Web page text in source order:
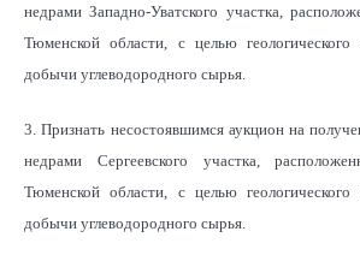
недрами Западно-Уватского участка,
Тюменской области, с целью геологического
добычи углеводородного сырья.
3. Признать несостоявшимся аукцион на
недрами Сергеевского участка,
Тюменской области, с целью геологического
добычи углеводородного сырья.